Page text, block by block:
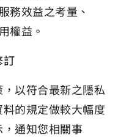
務效益之考量、
權益。
訂
以符合最新之隱私
的規定做較大幅度
通知您相關事